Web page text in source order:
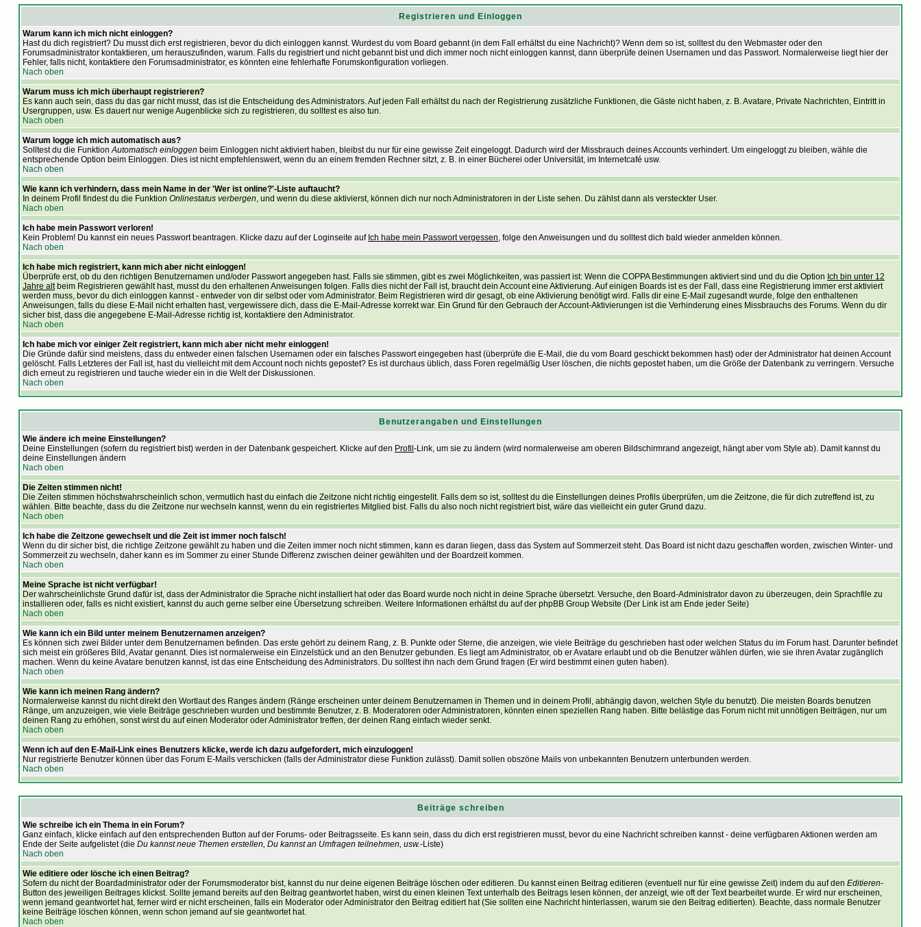
Registrieren und Einloggen
Warum kann ich mich nicht einloggen?
Hast du dich registriert? Du musst dich erst registrieren, bevor du dich einloggen kannst. Wurdest du vom Board gebannt (in dem Fall erhältst du eine Nachricht)? Wenn dem so ist, solltest du den Webmaster oder den
Forumsadministrator kontaktieren, um herauszufinden, warum. Falls du registriert und nicht gebannt bist und dich immer noch nicht einloggen kannst, dann überprüfe deinen Usernamen und das Passwort. Normalerweise liegt hier der
Fehler, falls nicht, kontaktiere den Forumsadministrator, es könnten eine fehlerhafte Forumskonfiguration vorliegen.
Nach oben
Warum muss ich mich überhaupt registrieren?
Es kann auch sein, dass du das gar nicht musst, das ist die Entscheidung des Administrators. Auf jeden Fall erhältst du nach der Registrierung zusätzliche Funktionen, die Gäste nicht haben, z. B. Avatare, Private Nachrichten, Eintritt in
Usergruppen, usw. Es dauert nur wenige Augenblicke sich zu registrieren, du solltest es also tun.
Nach oben
Warum logge ich mich automatisch aus?
Solltest du die FunktionAutomatisch einloggen beim Einloggen nicht aktiviert haben, bleibst du nur für eine gewisse Zeit eingeloggt. Dadurch wird der Missbrauch deines Accounts verhindert. Um eingeloggt zu bleiben, wähle die
entsprechende Option beim Einloggen. Dies ist nicht empfehlenswert, wenn du an einem fremden Rechner sitzt, z. B. in einer Bücherei oder Universität, im Internetcafé usw.
Nach oben
Wie kann ich verhindern, dass mein Name in der 'Wer ist online?'-Liste auftaucht?
In deinem Profil findest du die Funktion Onlinestatus verbergen, und wenn du diese aktivierst, können dich nur noch Administratoren in der Liste sehen. Du zählst dann als versteckter User.
Nach oben
Ich habe mein Passwort verloren!
Kein Problem! Du kannst ein neues Passwort beantragen. Klicke dazu auf der Loginseite auf Ich habe mein Passwort vergessen, folge den Anweisungen und du solltest dich bald wieder anmelden können.
Nach oben
Ich habe mich registriert, kann mich aber nicht einloggen!
Überprüfe erst, ob du den richtigen Benutzernamen und/oder Passwort angegeben hast. Falls sie stimmen, gibt es zwei Möglichkeiten, was passiert ist: Wenn die COPPA Bestimmungen aktiviert sind und du die Option Ich bin unter 12
Jahre altbeim Registrieren gewählt hast, musst du den erhaltenen Anweisungen folgen. Falls dies nicht der Fall ist, braucht dein Account eine Aktivierung. Auf einigen Boards ist es der Fall, dass eine Registrierung immer erst aktiviert
werden muss, bevor du dich einloggen kannst - entweder von dir selbst oder vom Administrator. Beim Registrieren wird dir gesagt, ob eine Aktivierung benötigt wird. Falls dir eine E-Mail zugesandt wurde, folge den enthaltenen
Anweisungen, falls du diese E-Mail nicht erhalten hast, vergewissere dich, dass die E-Mail-Adresse korrekt war. Ein Grund für den Gebrauch der Account-Aktivierungen ist die Verhinderung eines Missbrauchs des Forums. Wenn du dir
sicher bist, dass die angegebene E-Mail-Adresse richtig ist, kontaktiere den Administrator.
Nach oben
Ich habe mich vor einiger Zeit registriert, kann mich aber nicht mehr einloggen!
Die Gründe dafür sind meistens, dass du entweder einen falschen Usernamen oder ein falsches Passwort eingegeben hast (überprüfe die E-Mail, die du vom Board geschickt bekommen hast) oder der Administrator hat deinen Account
gelöscht. Falls Letzteres der Fall ist, hast du vielleicht mit dem Account noch nichts gepostet? Es ist durchaus üblich, dass Foren regelmäßig User löschen, die nichts gepostet haben, um die Größe der Datenbank zu verringern. Versuche
dich erneut zu registrieren und tauche wieder ein in die Welt der Diskussionen.
Nach oben
Benutzerangaben und Einstellungen
Wie ändere ich meine Einstellungen?
Deine Einstellungen (sofern du registriert bist) werden in der Datenbank gespeichert. Klicke auf den Profil -Link, um sie zu ändern (wird normalerweise am oberen Bildschirmrand angezeigt, hängt aber vom Style ab). Damit kannst du
deine Einstellungen ändern
Nach oben
Die Zeiten stimmen nicht!
Die Zeiten stimmen höchstwahrscheinlich schon, vermutlich hast du einfach die Zeitzone nicht richtig eingestellt. Falls dem so ist, solltest du die Einstellungen deines Profils überprüfen, um die Zeitzone, die für dich zutreffend ist, zu
wählen. Bitte beachte, dass du die Zeitzone nur wechseln kannst, wenn du ein registriertes Mitglied bist. Falls du also noch nicht registriert bist, wäre das vielleicht ein guter Grund dazu.
Nach oben
Ich habe die Zeitzone gewechselt und die Zeit ist immer noch falsch!
Wenn du dir sicher bist, die richtige Zeitzone gewählt zu haben und die Zeiten immer noch nicht stimmen, kann es daran liegen, dass das System auf Sommerzeit steht. Das Board ist nicht dazu geschaffen worden, zwischen Winter- und
Sommerzeit zu wechseln, daher kann es im Sommer zu einer Stunde Differenz zwischen deiner gewählten und der Boardzeit kommen.
Nach oben
Meine Sprache ist nicht verfügbar!
Der wahrscheinlichste Grund dafür ist, dass der Administrator die Sprache nicht installiert hat oder das Board wurde noch nicht in deine Sprache übersetzt. Versuche, den Board-Administrator davon zu überzeugen, dein Sprachfile zu
installieren oder, falls es nicht existiert, kannst du auch gerne selber eine Übersetzung schreiben. Weitere Informationen erhältst du auf der phpBB Group Website (Der Link ist am Ende jeder Seite)
Nach oben
Wie kann ich ein Bild unter meinem Benutzernamen anzeigen?
Es können sich zwei Bilder unter dem Benutzernamen befinden. Das erste gehört zu deinem Rang, z. B. Punkte oder Sterne, die anzeigen, wie viele Beiträge du geschrieben hast oder welchen Status du im Forum hast. Darunter befindet
sich meist ein größeres Bild, Avatar genannt. Dies ist normalerweise ein Einzelstück und an den Benutzer gebunden. Es liegt am Administrator, ob er Avatare erlaubt und ob die Benutzer wählen dürfen, wie sie ihren Avatar zugänglich
machen. Wenn du keine Avatare benutzen kannst, ist das eine Entscheidung des Administrators. Du solltest ihn nach dem Grund fragen (Er wird bestimmt einen guten haben).
Nach oben
Wie kann ich meinen Rang ändern?
Normalerweise kannst du nicht direkt den Wortlaut des Ranges ändern (Ränge erscheinen unter deinem Benutzernamen in Themen und in deinem Profil, abhängig davon, welchen Style du benutzt). Die meisten Boards benutzen
Ränge, um anzuzeigen, wie viele Beiträge geschrieben wurden und bestimmte Benutzer, z. B. Moderatoren oder Administratoren, könnten einen speziellen Rang haben. Bitte belästige das Forum nicht mit unnötigen Beiträgen, nur um
deinen Rang zu erhöhen, sonst wirst du auf einen Moderator oder Administrator treffen, der deinen Rang einfach wieder senkt.
Nach oben
Wenn ich auf den E-Mail-Link eines Benutzers klicke, werde ich dazu aufgefordert, mich einzuloggen!
Nur registrierte Benutzer können über das Forum E-Mails verschicken (falls der Administrator diese Funktion zulässt). Damit sollen obszöne Mails von unbekannten Benutzern unterbunden werden.
Nach oben
Beiträge schreiben
Wie schreibe ich ein Thema in ein Forum?
Ganz einfach, klicke einfach auf den entsprechenden Button auf der Forums- oder Beitragsseite. Es kann sein, dass du dich erst registrieren musst, bevor du eine Nachricht schreiben kannst - deine verfügbaren Aktionen werden am
Ende der Seite aufgelistet (die Du kannst neue Themen erstellen, Du kannst an Umfragen teilnehmen, usw.-Liste)
Nach oben
Wie editiere oder lösche ich einen Beitrag?
Sofern du nicht der Boardadministrator oder der Forumsmoderator bist, kannst du nur deine eigenen Beiträge löschen oder editieren. Du kannst einen Beitrag editieren (eventuell nur für eine gewisse Zeit) indem du auf den Editieren-
Button des jeweiligen Beitrages klickst. Sollte jemand bereits auf den Beitrag geantwortet haben, wirst du einen kleinen Text unterhalb des Beitrags lesen können, der anzeigt, wie oft der Text bearbeitet wurde. Er wird nur erscheinen,
wenn jemand geantwortet hat, ferner wird er nicht erscheinen, falls ein Moderator oder Administrator den Beitrag editiert hat (Sie sollten eine Nachricht hinterlassen, warum sie den Beitrag editierten). Beachte, dass normale Benutzer
keine Beiträge löschen können, wenn schon jemand auf sie geantwortet hat.
Nach oben